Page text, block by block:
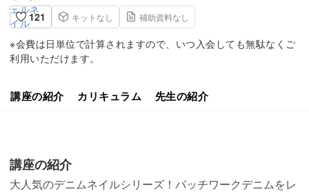
121
キットなし 補助資料なし
※会費は日単位で計算されますので、いつ入会しても無駄なくご
利用いただけます。
講座の紹介 カリキュラム 先生の紹介
講座の紹介
大人気のデニムネイルシリーズ！パッチワークデニムをレ